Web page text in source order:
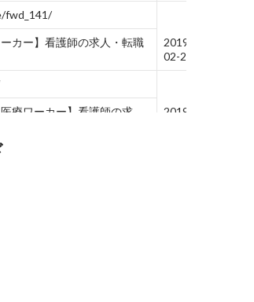
fwd_141/
カー】看護師の求人・転職
2019-
02-28
療ワーカー】看護師の求
2019-
all/
】看護師の求人・転職の情
転職の求人紹介の評判とそ